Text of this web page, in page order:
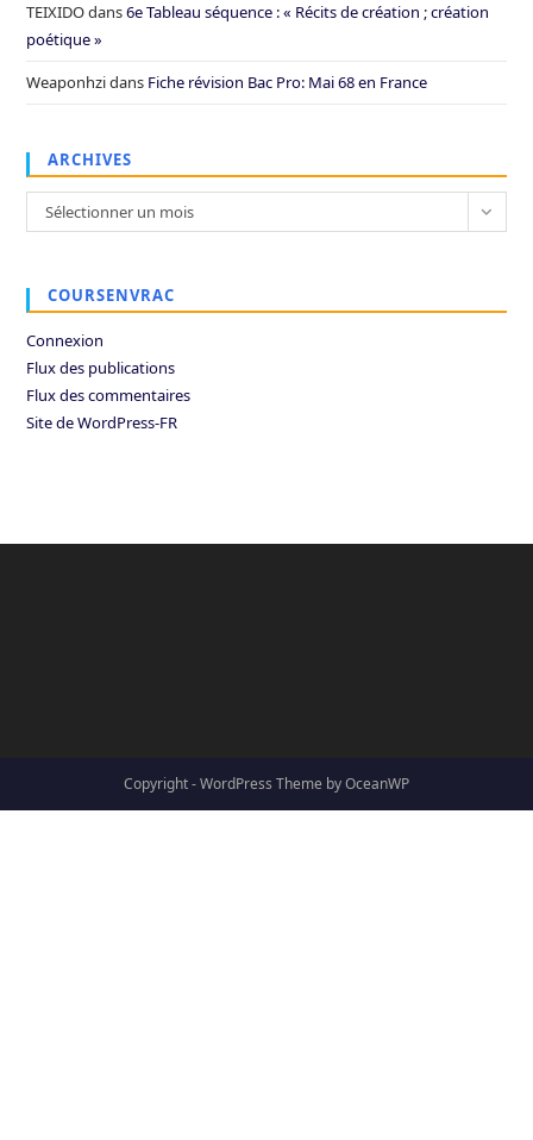
TEIXIDOdans6e Tableau séquence : « Récits de création ; création
poétique »
Weaponhzidans Fiche révision Bac Pro: Mai 68 en France
ARCHIVES
Archives
Sélectionner un mois
COURSENVRAC
Connexion
Flux des publications
Flux des commentaires
Site de WordPress-FR
Copyright - WordPress Theme by OceanWP